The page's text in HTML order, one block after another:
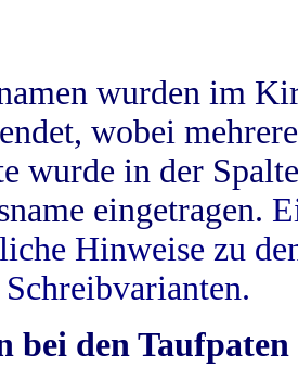
wurden im
wobei
wurde in der
eingetragen.
Hinweise zu
bei den Taufpaten